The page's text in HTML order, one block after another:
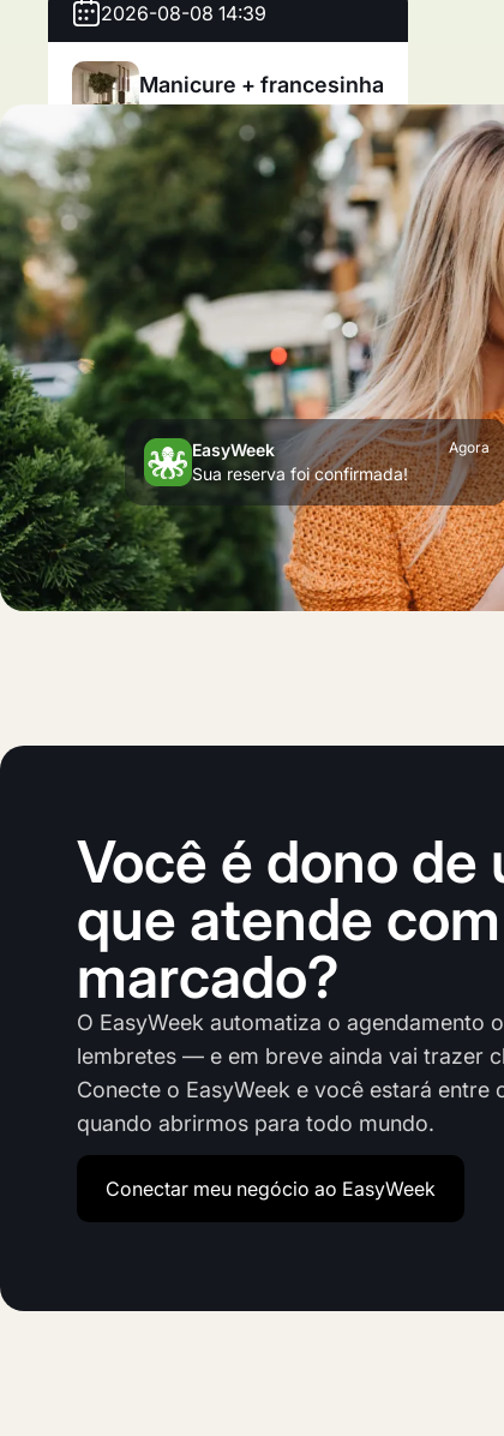
2026-08-08 14:39
Manicure + francesinha
Studio de beleza «Luxo»
Alexandre K.
Médico
4.9
EasyWeek
Sua reserva foi confirmada!
Agora
Você é dono de
que atende
marcado?
O EasyWeek automatiza o agendamento
lembretes — e em breve ainda vai trazer
Conecte o EasyWeek e você estará
quando abrirmos para todo mundo.
Conectar meu negócio ao EasyWeek